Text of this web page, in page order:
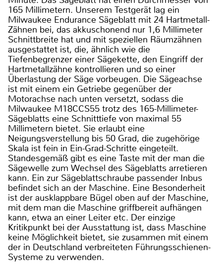
165 Millimetern. Unserem Testgerät lag ein
Milwaukee Endurance Sägeblatt mit 24 Hartmetall-
Zähnen bei, das akkuschonend nur 1,6 Millimeter
Schnittbreite hat und mit speziellen Räumzähnen
ausgestattet ist, die, ähnlich wie die
Tiefenbegrenzer einer Sägekette, den Eingriff der
Hartmetallzähne kontrollieren und so einer
Überlastung der Säge vorbeugen. Die Sägeachse
ist mit einem ein Getriebe gegenüber der
Motorachse nach unten versetzt, sodass die
Milwaukee M18CCS55 trotz des 165-Millimeter-
Sägeblatts eine Schnitttiefe von maximal 55
Millimetern bietet. Sie erlaubt eine
Neigungsverstellung bis 50 Grad, die zugehörige
Skala ist fein in Ein-Grad-Schritte eingeteilt.
Standesgemäß gibt es eine Taste mit der man die
Sägewelle zum Wechsel des Sägeblatts arretieren
kann. Ein zur Sägeblattschraube passender Inbus
befindet sich an der Maschine. Eine Besonderheit
ist der ausklappbare Bügel oben auf der Maschine,
mit dem man die Maschine griffbereit aufhängen
kann, etwa an einer Leiter etc. Der einzige
Kritikpunkt bei der Ausstattung ist, dass Maschine
keine Möglichkeit bietet, sie zusammen mit einem
der in Deutschland verbreiteten Führungsschienen-
Systeme zu verwenden.